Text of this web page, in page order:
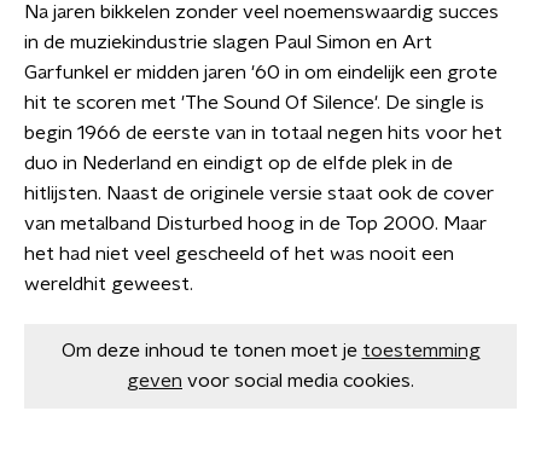
Na jaren bikkelen zonder veel noemenswaardig succes
in de muziekindustrie slagen Paul Simon en Art
Garfunkel er midden jaren '60 in om eindelijk een grote
hit te scoren met 'The Sound Of Silence'. De single is
begin 1966 de eerste van in totaal negen hits voor het
duo in Nederland en eindigt op de elfde plek in de
hitlijsten. Naast de originele versie staat ook de cover
van metalband Disturbed hoog in de Top 2000. Maar
het had niet veel gescheeld of het was nooit een
wereldhit geweest.
Om deze inhoud te tonen moet je toestemming
geven voor social media cookies.